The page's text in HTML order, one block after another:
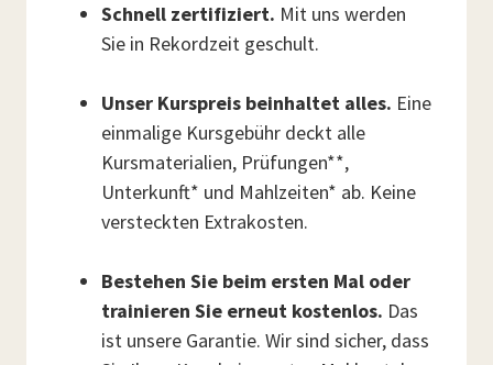
Schnell zertifiziert. Mit uns werden
Sie in Rekordzeit geschult.
Unser Kurspreis beinhaltet alles. Eine
einmalige Kursgebühr deckt alle
Kursmaterialien, Prüfungen**,
Unterkunft* und Mahlzeiten* ab. Keine
versteckten Extrakosten.
Bestehen Sie beim ersten Mal oder
trainieren Sie erneut kostenlos. Das
ist unsere Garantie. Wir sind sicher, dass